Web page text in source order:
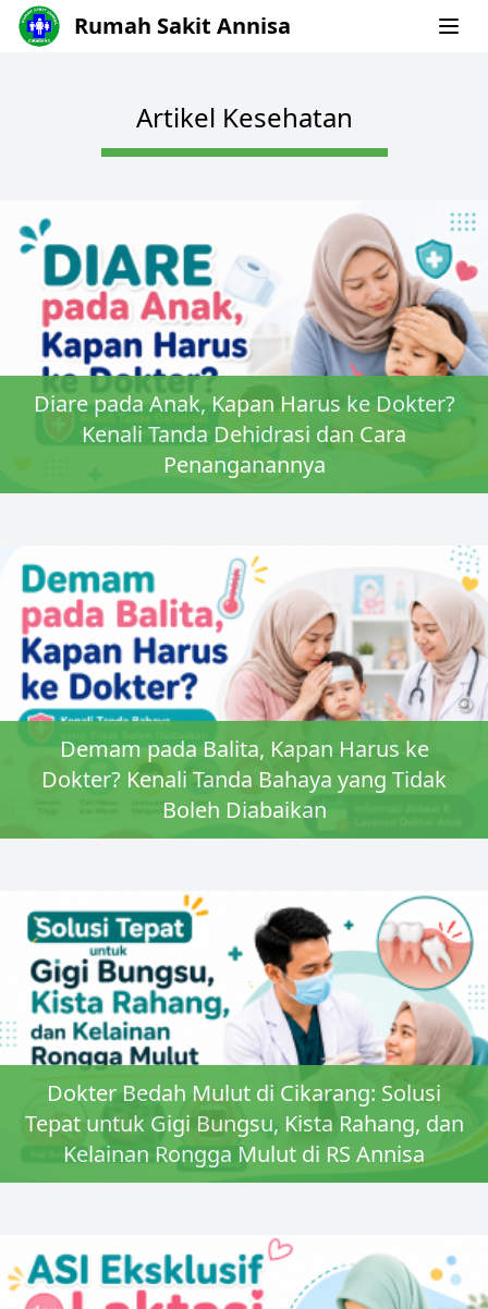
Rumah Sakit Annisa
Artikel Kesehatan
Diare pada Anak, Kapan Harus ke Dokter?
Kenali Tanda Dehidrasi dan Cara
Penanganannya
Demam pada Balita, Kapan Harus ke
Dokter? Kenali Tanda Bahaya yang Tidak
Boleh Diabaikan
Dokter Bedah Mulut di Cikarang: Solusi
Tepat untuk Gigi Bungsu, Kista Rahang, dan
Kelainan Rongga Mulut di RS Annisa